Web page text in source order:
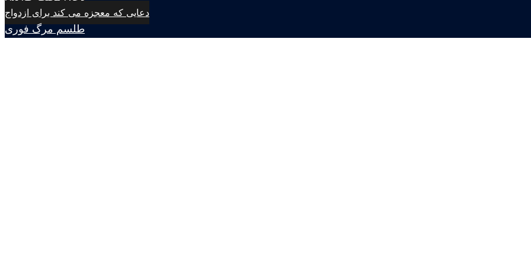
دعایی که معجزه می کند برای ازدواج
طلسم مرگ فوری